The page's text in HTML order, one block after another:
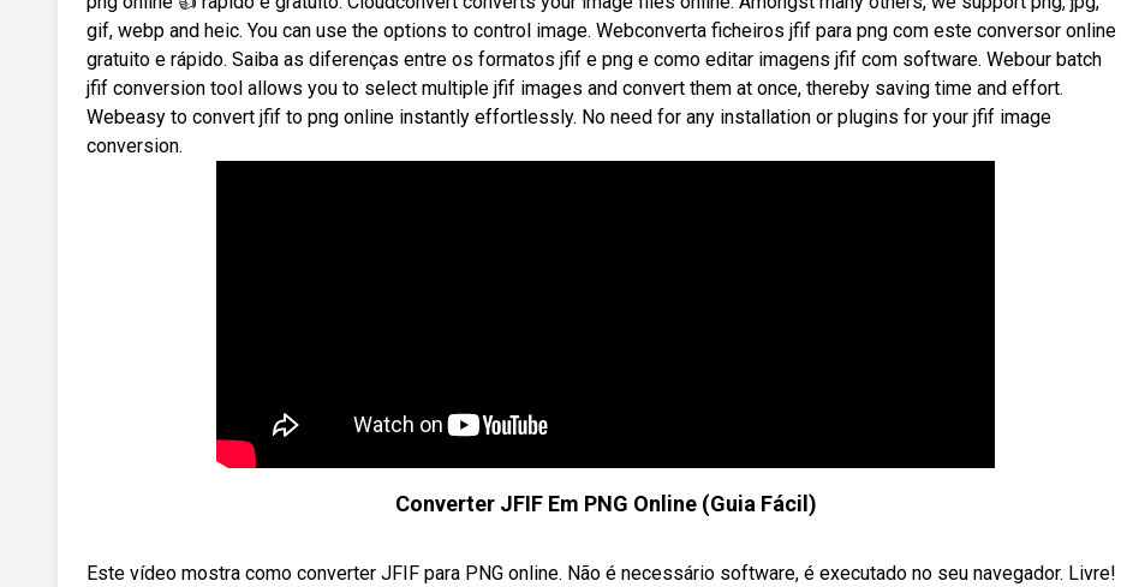
gif, webp and heic. You can use the options to control image. Webconverta ficheiros jfif para png com este conversor online
gratuito e rápido. Saiba as diferenças entre os formatos jfif e png e como editar imagens jfif com software. Webour batch
jfif conversion tool allows you to select multiple jfif images and convert them at once, thereby saving time and effort.
Webeasy to convert jfif to png online instantly effortlessly. No need for any installation or plugins for your jfif image
conversion.
Converter JFIF Em PNG Online (Guia Fácil)
Este vídeo mostra como converter JFIF para PNG online. Não é necessário software, é executado no seu navegador. Livre!